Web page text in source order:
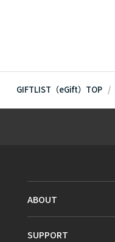
GIFTLIST（eGift）TOP
ABOUT
SUPPORT